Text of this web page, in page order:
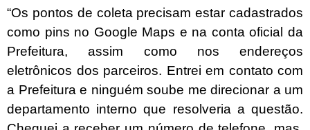
“Os pontos de coleta precisam estar cadastrados
como pins no Google Maps e na conta oficial da
Prefeitura, assim como nos endereços
eletrônicos dos parceiros. Entrei em contato com
a Prefeitura e ninguém soube me direcionar a um
departamento interno que resolveria a questão.